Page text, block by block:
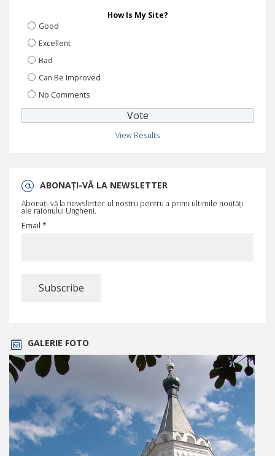
How Is My Site?
Good
Excellent
Bad
Can Be Improved
No Comments
View Results
ABONAȚI-VĂ LA NEWSLETTER
Abonați-vă la newsletter-ul nostru pentru a primi ultimile noutăți
ale raionului Ungheni.
Email *
GALERIE FOTO